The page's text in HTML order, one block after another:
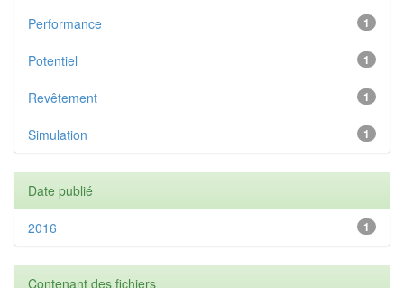
1
Performance
1
Potentiel
1
Revêtement
1
Simulation
Date publié
1
2016
Contenant des fichiers